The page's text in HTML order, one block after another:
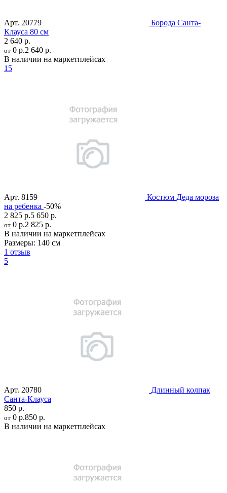
Арт. 20779
Борода Санта-
Клауса 80 см
2 640 р.
от 0 р.2 640 р.
В наличии на маркетплейсах
15
Арт. 8159
Костюм Деда мороза
на ребенка -50%
2 825 р.5 650 р.
от 0 р.2 825 р.
В наличии на маркетплейсах
Размеры: 140 см
1 отзыв
5
Арт. 20780
Длинный колпак
Санта-Клауса
850 р.
от 0 р.850 р.
В наличии на маркетплейсах